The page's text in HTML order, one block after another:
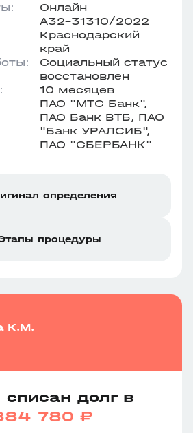
Онлайн
А32-31310/2022
Краснодарский
край
Социальный статус
восстановлен
10 месяцев
ПАО "МТС Банк",
ПАО Банк ВТБ, ПАО
"Банк УРАЛСИБ",
ПАО "СБЕРБАНК"
определения
процедуры
К.М.
долг в
780 ₽